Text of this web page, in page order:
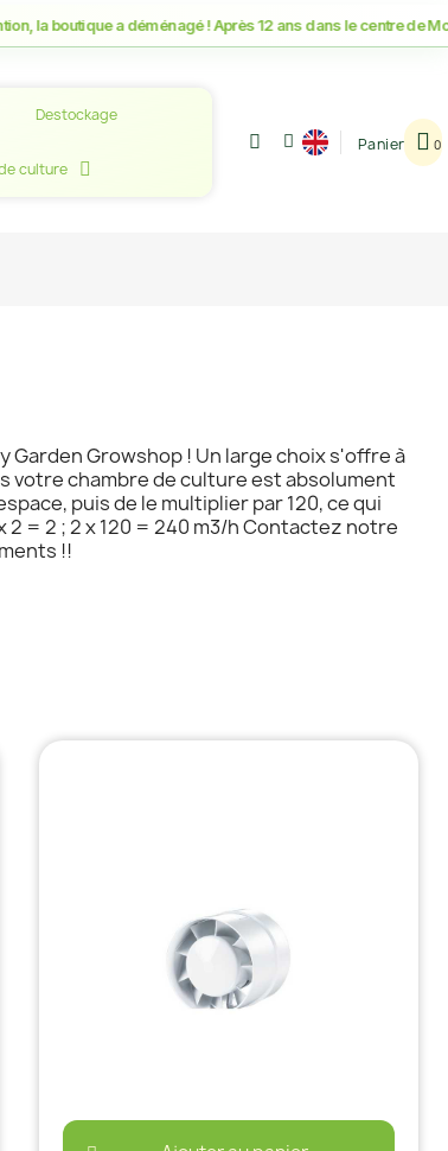
a déménagé ! Après 12 ans dans le centre de
Destockage
culture
Panier
Growshop ! Un large choix s'offre à
votre chambre de culture est absolument
puis de le multiplier par 120, ce qui
2 = 2 ; 2 x 120 = 240 m3/h Contactez notre
!!